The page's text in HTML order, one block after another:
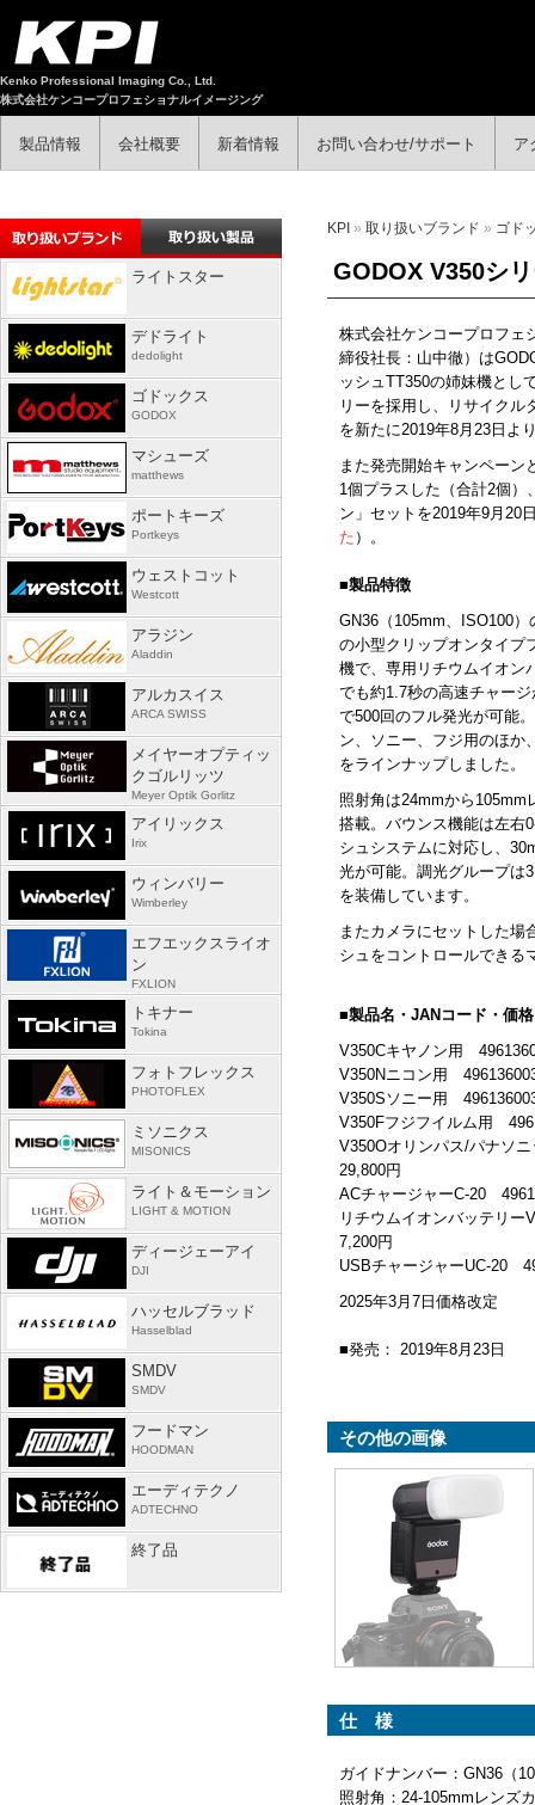
Kenko Professional Imaging Co., Ltd.
株式会社ケンコープロフェショナルイメージング
製品情報 会社概要 新着情報 お問い合わせ/サポート ア
KPI » 取り扱いブランド » ゴド
GODOX V350シ
株式会社ケンコープロフェ
締役社長：山中徹）は
ッシュTT350の姉妹機とし
リーを採用し、リサイクル
を新たに2019年8月23日よ
また発売開始キャンペーン
1個プラスした（合計2個）
ン」セットを2019年9月20
た ）。
■製品特徴
GN36（105mm、ISO100
の小型クリップオンタイプ
機で、専用リチウムイオン
でも約1.7秒の高速チャー
で500回のフル発光が可能
ン、ソニー、フジ用のほか
をラインナップしました。
照射角は24mmから105mm
搭載。バウンス機能は左右
シュシステムに対応し、
光が可能。調光グループは
を装備しています。
またカメラにセットした場
シュをコントロールできる
■製品名・JANコード・価
V350Cキヤノン用
V350Nニコン用
V350Sソニー用
V350Fフジフイルム用
V350Oオリンパス/パナソ
29,800円
ACチャージャーC-20
リチウムイオンバッテリ
7,200円
USBチャージャーUC-20
2025年3月7日価格改定
■発売： 2019年8月23日
その他の画像
仕 様
ガイドナンバー：GN36（
照射角：24-105mmレンズ
ライトスター
デドライト
dedolight
ゴドックス
GODOX
マシューズ
matthews
ポートキーズ
Portkeys
ウェストコット
Westcott
アラジン
Aladdin
アルカスイス
ARCA SWISS
メイヤーオプティッ
クゴルリッツ
Meyer Optik Gorlitz
アイリックス
Irix
ウィンバリー
Wimberley
エフエックスライオ
ン
FXLION
トキナー
Tokina
フォトフレックス
PHOTOFLEX
ミソニクス
MISONICS
ライト＆モーション
LIGHT & MOTION
ディージェーアイ
DJI
ハッセルブラッド
Hasselblad
SMDV
SMDV
フードマン
HOODMAN
エーディテクノ
ADTECHNO
終了品